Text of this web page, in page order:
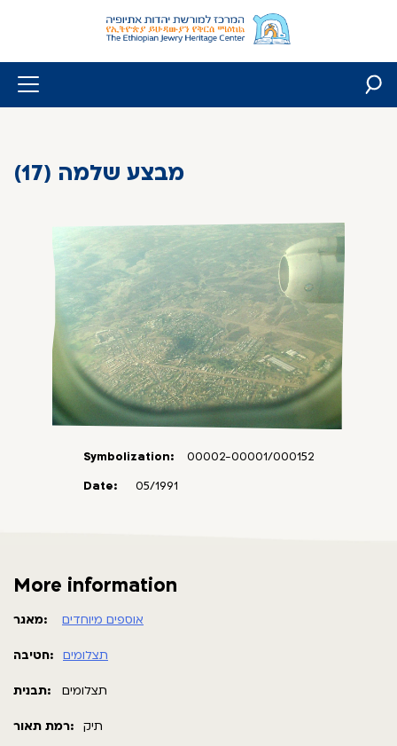
מבצע שלמה (17)
Symbolization:
00002-00001/000152
Date:
05/1991
More information
מאגר: אוספים מיוחדים
חטיבה: תצלומים
תבנית: תצלומים
רמת תאור: תיק